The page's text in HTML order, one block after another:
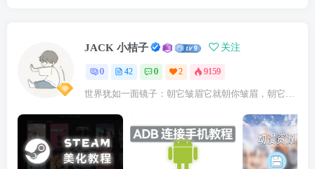
JACK 小桔子 关注
0 42 0 2 9159
世界犹如一面镜子：朝它皱眉它就朝你皱眉，朝它微笑它也吵你微笑